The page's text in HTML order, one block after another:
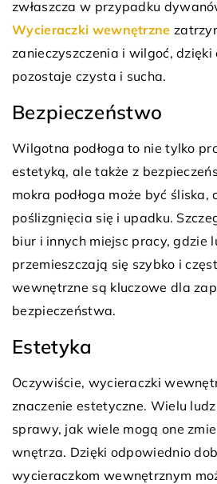
zwłaszcza w przypadku
Wycieraczki wewnętrzne
zanieczyszczenia i wilgoć, dzięki
pozostaje czysta i sucha.
Bezpieczeństwo
Wilgotna podłoga to nie tylko
estetyką, ale także z
mokra podłoga może być śliska,
poślizgnięcia się i upadku.
biur i innych miejsc pracy, gdzie
przemieszczają się szybko i
wewnętrzne są kluczowe dla
bezpieczeństwa.
Estetyka
Oczywiście, wycieraczki
znaczenie estetyczne. Wielu
sprawy, jak wiele mogą one
wnętrza. Dzięki odpowiednio
wycieraczkom wewnętrznym